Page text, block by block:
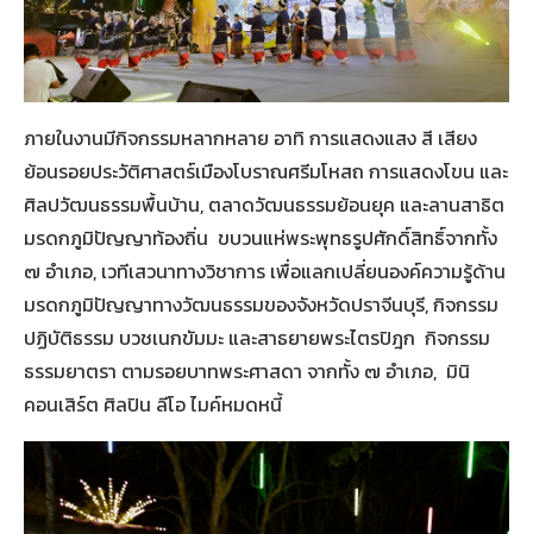
ภายในงานมีกิจกรรมหลากหลาย อาทิ การแสดงแสง สี เสียง
ย้อนรอยประวัติศาสตร์เมืองโบราณศรีมโหสถ การแสดงโขน และ
ศิลปวัฒนธรรมพื้นบ้าน, ตลาดวัฒนธรรมย้อนยุค และลานสาธิต
มรดกภูมิปัญญาท้องถิ่น ขบวนแห่พระพุทธรูปศักดิ์สิทธิ์จากทั้ง
๗ อำเภอ, เวทีเสวนาทางวิชาการ เพื่อแลกเปลี่ยนองค์ความรู้ด้าน
มรดกภูมิปัญญาทางวัฒนธรรมของจังหวัดปราจีนบุรี, กิจกรรม
ปฏิบัติธรรม บวชเนกขัมมะ และสาธยายพระไตรปิฎก กิจกรรม
ธรรมยาตรา ตามรอยบาทพระศาสดา จากทั้ง ๗ อำเภอ, มินิ
คอนเสิร์ต ศิลปิน ลีโอ ไมค์หมดหนี้